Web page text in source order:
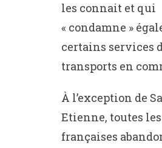
les connait et qui
« condamne »
certains services
transports en
À l’exception de
Etienne, toutes
françaises